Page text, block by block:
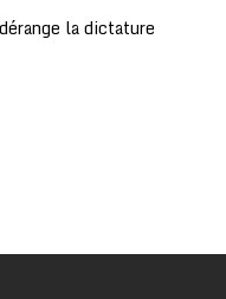
la dictature